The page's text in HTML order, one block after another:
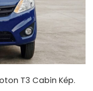
T3 Cabin Kép.